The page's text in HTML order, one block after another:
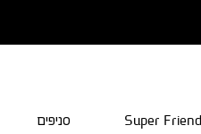
Super סניפים